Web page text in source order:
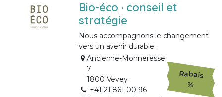
Bio-éco · conseil et
stratégie
Nous accompagnons le changement
vers un avenir durable.
Ancienne-Monneresse
7
1800 Vevey
+41 21 861 00 96
Rabais
%